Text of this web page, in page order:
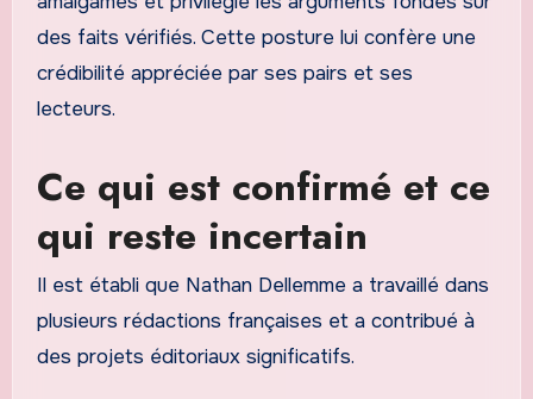
des faits vérifiés. Cette posture lui confère une
crédibilité appréciée par ses pairs et ses
lecteurs.
Ce qui est confirmé et ce
qui reste incertain
Il est établi que Nathan Dellemme a travaillé dans
plusieurs rédactions françaises et a contribué à
des projets éditoriaux significatifs.